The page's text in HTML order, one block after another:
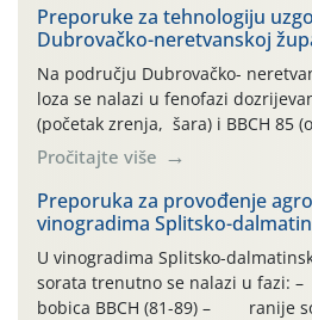
Preporuke za tehnologiju
Dubrovačko-neretvanskoj
Na području Dubrovačko-
loza se nalazi u fenofazi
(početak zrenja, šara) i BBCH 85
Vinova loza, ovu godinu, prolazi
vrlo vruće razdoblje, bez oborina
otežava normalan razvoj i sintezu
bi se dobila vrhunska sirovina. […]
Pročitajte više
Preporuka za provođenje
vinogradima Splitsko-
U vinogradima Splitsko-
sorata trenutno se nalazi u
bobica BBCH (81-89) – ranije